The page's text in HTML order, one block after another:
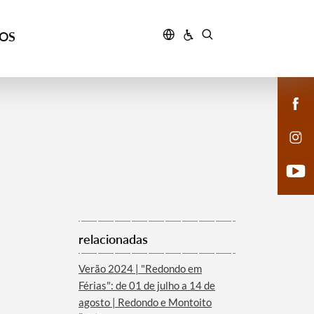
relacionadas
Verão 2024 | "Redondo em
Férias": de 01 de julho a 14 de
agosto | Redondo e Montoito